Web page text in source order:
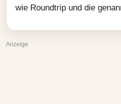
wie Roundtrip und die
Anzeige